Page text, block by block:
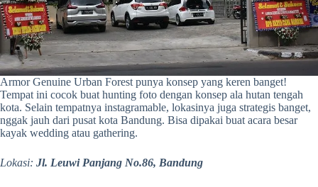
Armor Genuine Urban Forest punya konsep yang keren banget!
Tempat ini cocok buat hunting foto dengan konsep ala hutan tengah
kota. Selain tempatnya instagramable, lokasinya juga strategis banget,
nggak jauh dari pusat kota Bandung. Bisa dipakai buat acara besar
kayak wedding atau gathering.
Lokasi: Jl. Leuwi Panjang No.86, Bandung